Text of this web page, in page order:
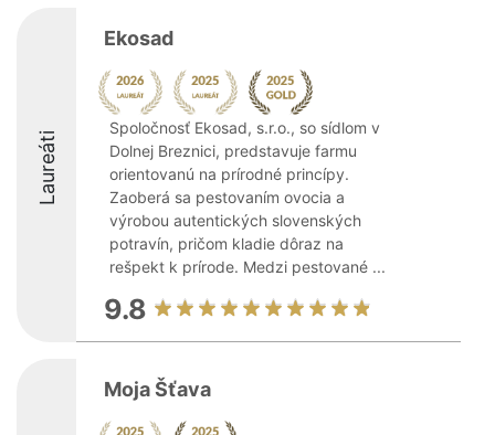
Laureáti
Ekosad
Spoločnosť Ekosad, s.r.o., so sídlom v
Dolnej Breznici, predstavuje farmu
orientovanú na prírodné princípy.
Zaoberá sa pestovaním ovocia a
výrobou autentických slovenských
potravín, pričom kladie dôraz na
rešpekt k prírode. Medzi pestované ...
9.8
Moja Šťava